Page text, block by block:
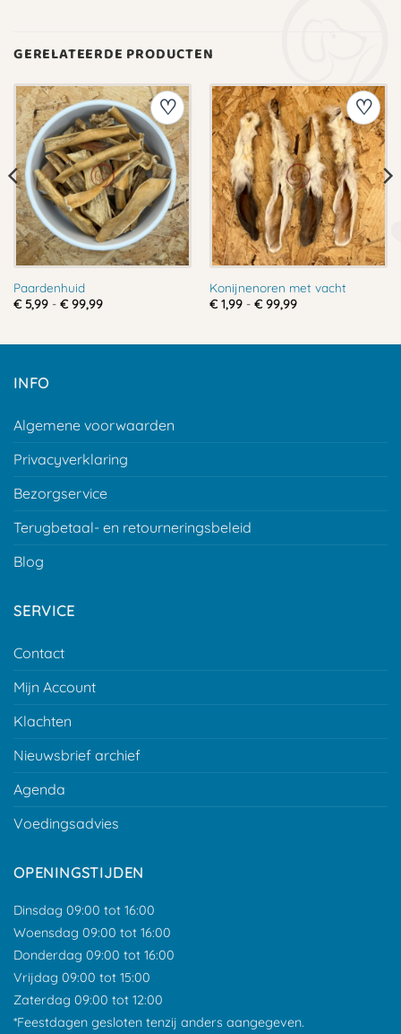
GERELATEERDE PRODUCTEN
Paardenhuid
€5,99 - €99,99Prijsklasse:
Konijnenoren met vacht
€1,99 - €99,99Prijsklasse:
INFO
Algemene voorwaarden
Privacyverklaring
Bezorgservice
Terugbetaal- en retourneringsbeleid
Blog
SERVICE
Contact
Mijn Account
Klachten
Nieuwsbrief archief
Agenda
Voedingsadvies
OPENINGSTIJDEN
Dinsdag 09:00 tot 16:00
Woensdag 09:00 tot 16:00
Donderdag 09:00 tot 16:00
Vrijdag 09:00 tot 15:00
Zaterdag 09:00 tot 12:00
*Feestdagen gesloten tenzij anders aangegeven.